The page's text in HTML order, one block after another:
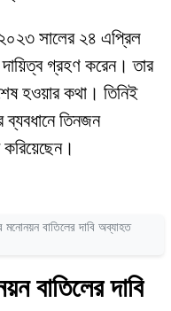
২০২৩ সালের ২৪ এপ্রিল
দায়িত্ব গ্রহণ করেন। তার
হওয়ার কথা। তিনিই
ব্যবধানে তিনজন
মনোনয়ন বাতিলের দাবি অব্যাহত
বাতিলের দাবি